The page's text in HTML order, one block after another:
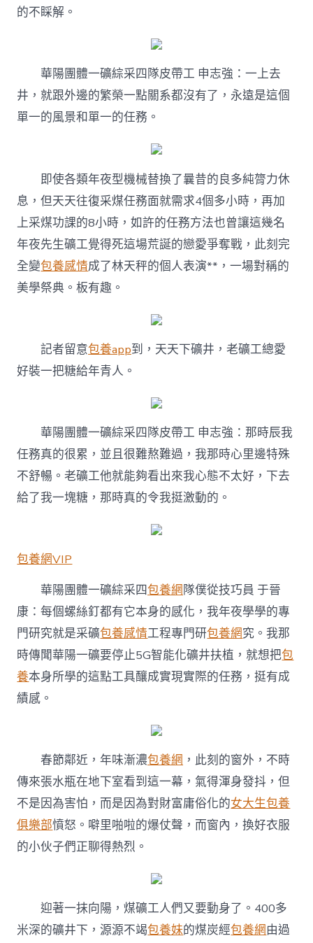
的不睬解。
華陽團體一礦綜采四隊皮帶工 申志強：一上去
井，就跟外邊的繁榮一點關系都沒有了，永遠是這個
單一的風景和單一的任務。
即使各類年夜型機械替換了曩昔的良多純膂力休
息，但天天往復采煤任務面就需求4個多小時，再加
上采煤功課的8小時，如許的任務方法也曾讓這幾名
年夜先生礦工覺得死這場荒誕的戀愛爭奪戰，此刻完
全變包養感情成了林天秤的個人表演**，一場對稱的
美學祭典。板有趣。
記者留意包養app到，天天下礦井，老礦工總愛
好裝一把糖給年青人。
華陽團體一礦綜采四隊皮帶工 申志強：那時辰我
任務真的很累，並且很難熬難過，我那時心里邊特殊
不舒暢。老礦工他就能夠看出來我心態不太好，下去
給了我一塊糖，那時真的令我挺激動的。
包養網VIP
華陽團體一礦綜采四包養網隊僕從技巧員 于晉
康：每個螺絲釘都有它本身的感化，我年夜學學的專
門研究就是采礦包養感情工程專門研包養網究。我那
時傳聞華陽一礦要停止5G智能化礦井扶植，就想把包
養本身所學的這點工具釀成實現實際的任務，挺有成
績感。
春節鄰近，年味漸濃包養網 ，此刻的窗外，不時
傳來張水瓶在地下室看到這一幕，氣得渾身發抖，但
不是因為害怕，而是因為對財富庸俗化的女大生包養
俱樂部憤怒。噼里啪啦的爆仗聲，而窗內，換好衣服
的小伙子們正聊得熱烈。
迎著一抹向陽，煤礦工人們又要動身了。400多
米深的礦井下，源源不竭包養妹的煤炭經包養網由過